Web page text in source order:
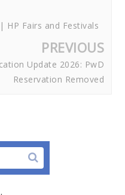
| HP Fairs and Festivals
PREVIOUS
Update 2026: PwD
Reservation Removed